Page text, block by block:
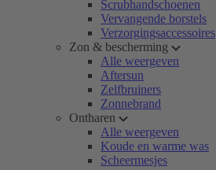
Scrubhandschoenen
Vervangende borstels
Verzorgingsaccessoires
Zon & bescherming
Alle weergeven
Aftersun
Zelfbruiners
Zonnebrand
Ontharen
Alle weergeven
Koude en warme was
Scheermesjes